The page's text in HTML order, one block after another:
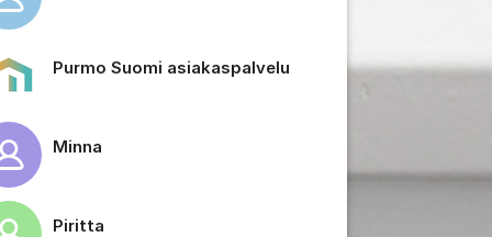
kommenttien asetukset
Purmo Suomi asiakaspalvelu
Minna
Piritta